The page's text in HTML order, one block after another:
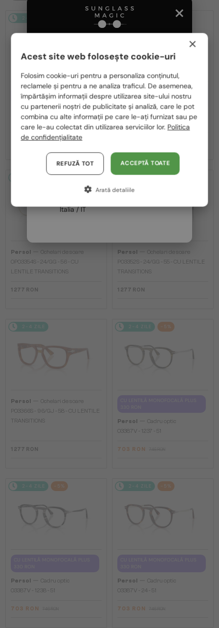
2-4 ZILE
CU LENTILĂ MONOFOCALĂ PLUS
330 RON
— Cadru optic
990 RON
CU LENTILĂ MONOFOCALĂ PLUS
330 RON
Persol —Cadru optic
PO1030V - 515 - 57
Persol
Ochelari de soare
0PO3354S - 24/GG - 56 - CU
LENTILE TRANSITIONS
1 277 RON
2-4 ZILE
Persol
Ochelari de soare
PO3352S - 24/GG - 55 - CU LENTILE
TRANSITIONS
1 277 RON
2-4 ZILE
Persol
Ochelari de soare
PO3366S - 96/GJ - 58 - CU LENTILE
TRANSITIONS
1 277 RON
2-4 ZILE -5%
Persol
Cadru optic
O3387V - 1237 - 51
703 RON
2-4 ZILE -5%
Persol
Cadru optic
O3387V - 1238 - 51
703 RON
2-4 ZILE -5%
Persol
Cadru optic
O3387V - 24 - 51
703 RON
România / RO
Polska / PL
Magyarország / HU
United Arab Emirates / EN
Austria / AT
Germania / DE
Franța / FR
Italia / IT
×
Acest site web folosește cookie-uri
Folosim cookie-uri pentru a personaliza conținutul,
reclamele și pentru a ne analiza traficul. De asemenea,
împărtășim informații despre utilizarea site-ului nostru
cu partenerii noștri de publicitate și analiză, care le pot
combina cu alte informații pe care le-ați furnizat sau pe
care le-au colectat din utilizarea serviciilor lor. Politica
de confidențialitate
ACCEPTĂ TOATE
REFUZĂ TOT
Arată detaliile